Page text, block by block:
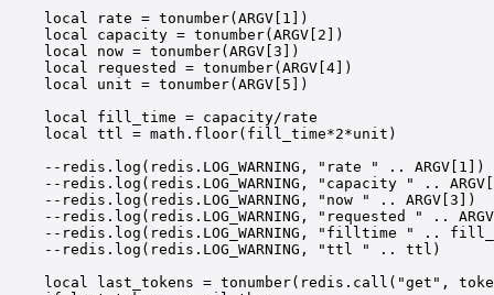
local
rate = tonumber(ARGV[ 1
])
local
capacity = tonumber(ARGV[ 2 ])
local
now = tonumber(ARGV[ 3 ])
local
requested = tonumber(ARGV[ 4 ])
local
unit = tonumber(ARGV[ 5 ])
local
fill_time = capacity/ rate
local
ttl = math.floor(fill_time*2*unit)
--redis.log(redis.LOG_WARNING, "rate " .. ARGV[1])
--redis.log(redis.LOG_WARNING, "capacity " ..
--redis.log(redis.LOG_WARNING, "now " .. ARGV[3])
--redis.log(redis.LOG_WARNING, "requested " ..
--redis.log(redis.LOG_WARNING, "filltime " ..
--redis.log(redis.LOG_WARNING, "ttl " .. ttl)
local
last_tokens = tonumber(redis. call ( "get" ,